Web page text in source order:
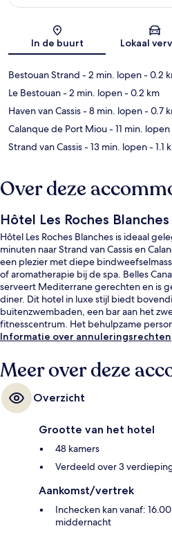
Kaart
In de buurt Lokaal
Bestouan Strand - 2 min. lopen- 0.2
Le Bestouan- 2 min. lopen- 0.2 km
Haven van Cassis- 8 min. lopen- 0.7
Calanque de Port Miou- 11 min. lopen
Strand van Cassis- 13 min. lopen- 1.1
Over deze
Hôtel Les Roches Blanches
Hôtel Les Roches Blanches is ideaal
minuten naar Strand van Cassis en
een plezier met diepe
of aromatherapie bij de spa. Belles
serveert Mediterrane gerechten en is
diner. Dit hotel in luxe stijl biedt
buitenzwembaden, een bar aan het
fitnesscentrum. Het behulpzame
accommodatie vallen in de smaak bij
Informatie over annuleringsrechten
Meer over deze
Overzicht
Grootte van het hotel
48 kamers
Verdeeld over 3
Aankomst/vertrek
Inchecken kan vanaf:
middernacht